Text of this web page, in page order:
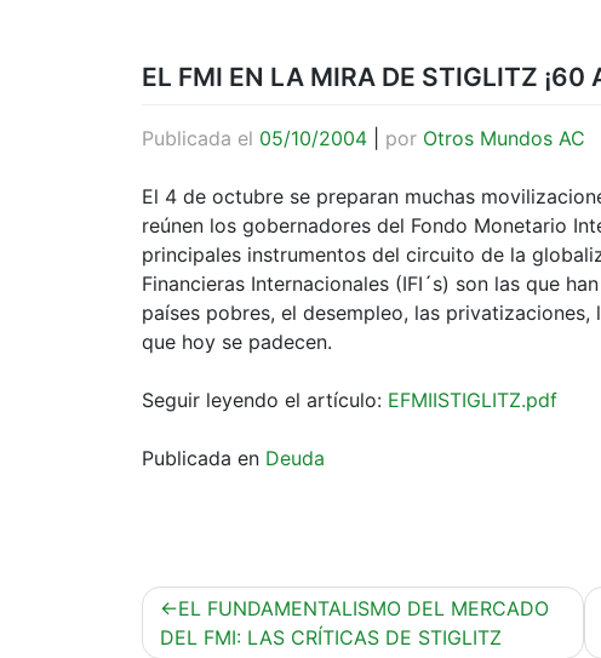
EL FMI EN LA MIRA DE STIGLITZ ¡60
Publicada el 05/10/2004 por Otros Mundos AC
El 4 de octubre se preparan muchas
reúnen los gobernadores del Fondo Monetario
principales instrumentos del circuito de la
Financieras Internacionales (IFI´s) son las que
países pobres, el desempleo, las
que hoy se padecen.
Seguir leyendo el artículo: EFMIISTIGLITZ.pdf
Publicada en Deuda
Navegación
de
EL FUNDAMENTALISMO DEL MERCADO
DEL FMI: LAS CRÍTICAS DE STIGLITZ